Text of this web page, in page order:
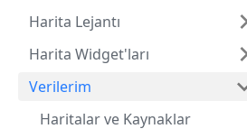
Harita Lejantı
Harita Widget'ları
Verilerim
Haritalar ve Kaynaklar